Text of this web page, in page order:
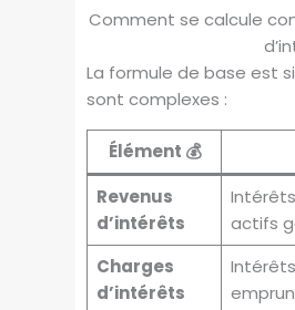
Comment se calcule
La formule de base est
sont complexes :
Élément 💰
Revenus
d’intérêts
actifs
Charges
d’intérêts